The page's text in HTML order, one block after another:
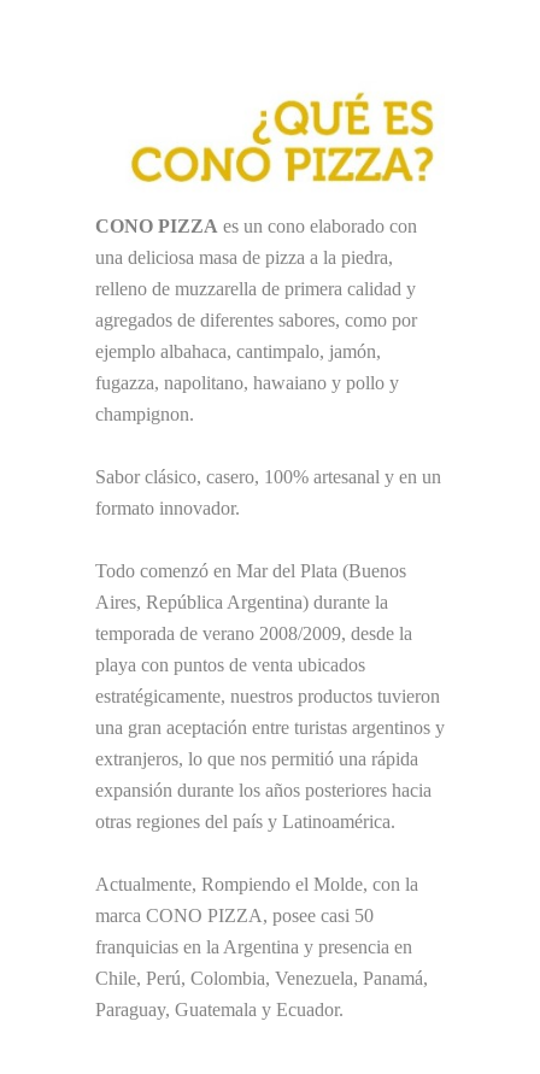
CONO PIZZA es un cono elaborado con
una deliciosa masa de pizza a la piedra,
relleno de muzzarella de primera calidad y
agregados de diferentes sabores, como por
ejemplo albahaca, cantimpalo, jamón,
fugazza, napolitano, hawaiano y pollo y
champignon.
Sabor clásico, casero, 100% artesanal y en un
formato innovador.
Todo comenzó en Mar del Plata (Buenos
Aires, República Argentina) durante la
temporada de verano 2008/2009, desde la
playa con puntos de venta ubicados
estratégicamente, nuestros productos tuvieron
una gran aceptación entre turistas argentinos y
extranjeros, lo que nos permitió una rápida
expansión durante los años posteriores hacia
otras regiones del país y Latinoamérica.
Actualmente, Rompiendo el Molde, con la
marca CONO PIZZA, posee casi 50
franquicias en la Argentina y presencia en
Chile, Perú, Colombia, Venezuela, Panamá,
Paraguay, Guatemala y Ecuador.